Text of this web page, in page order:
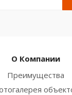
О Компании
Преимущества